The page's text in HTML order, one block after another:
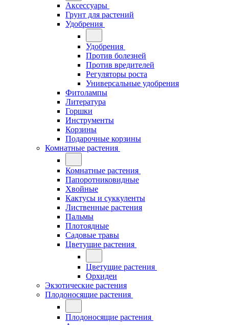
Аксессуары
Грунт для растений
Удобрения
Удобрения
Против болезней
Против вредителей
Регуляторы роста
Универсальные удобрения
Фитолампы
Литература
Горшки
Инструменты
Корзины
Подарочные корзины
Комнатные растения
Комнатные растения
Папоротниковидные
Хвойные
Кактусы и суккуленты
Лиственные растения
Пальмы
Плотоядные
Садовые травы
Цветущие растения
Цветущие растения
Орхидеи
Экзотические растения
Плодоносящие растения
Плодоносящие растения